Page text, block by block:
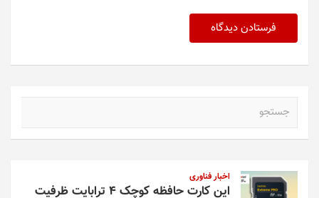
اخبار فناوری
این کارت حافظه کوچک ۴ ترابایت ظرفیت